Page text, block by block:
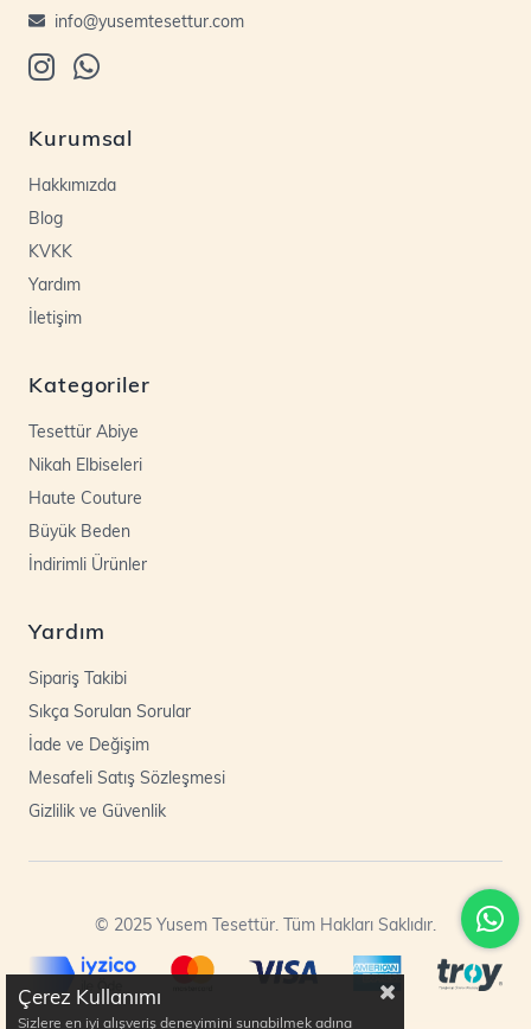
info@yusemtesettur.com
Kurumsal
Hakkımızda
Blog
KVKK
Yardım
İletişim
Kategoriler
Tesettür Abiye
Nikah Elbiseleri
Haute Couture
Büyük Beden
İndirimli Ürünler
Yardım
Sipariş Takibi
Sıkça Sorulan Sorular
İade ve Değişim
Mesafeli Satış Sözleşmesi
Gizlilik ve Güvenlik
© 2025 Yusem Tesettür. Tüm Hakları Saklıdır.
Çerez Kullanımı
Sizlere en iyi alışveriş deneyimini sunabilmek adına